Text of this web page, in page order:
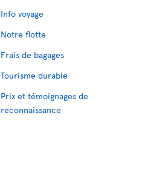
Info voyage
Notre flotte
Frais de bagages
Tourisme durable
Prix et témoignages de
reconnaissance